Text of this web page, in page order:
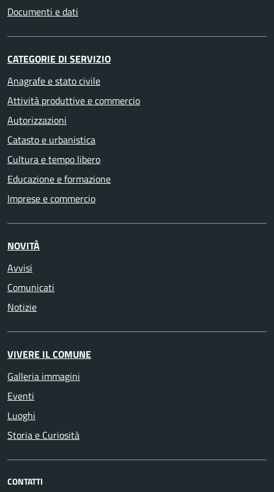
Documenti e dati
CATEGORIE DI SERVIZIO
Anagrafe e stato civile
Attività produttive e commercio
Autorizzazioni
Catasto e urbanistica
Cultura e tempo libero
Educazione e formazione
Imprese e commercio
NOVITÀ
Avvisi
Comunicati
Notizie
VIVERE IL COMUNE
Galleria immagini
Eventi
Luoghi
Storia e Curiosità
CONTATTI